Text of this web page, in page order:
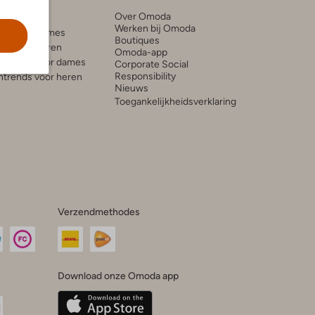
voor dames
voor heren
voor dames
voor heren
Over Omoda
Werken bij Omoda
Boutiques
Omoda-app
Corporate Social
Responsibility
Nieuws
Toegankelijkheidsverklaring
Verzendmethodes
Download onze Omoda app